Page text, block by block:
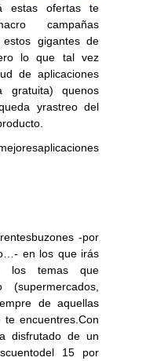
estas ofertas te
campañas
estos gigantes de
lo que tal vez
de aplicaciones
gratuita) quenos
yrastreo del
-por
en los que irás
los temas que
de aquellas
encuentres.Con
disfrutado de un
15 por